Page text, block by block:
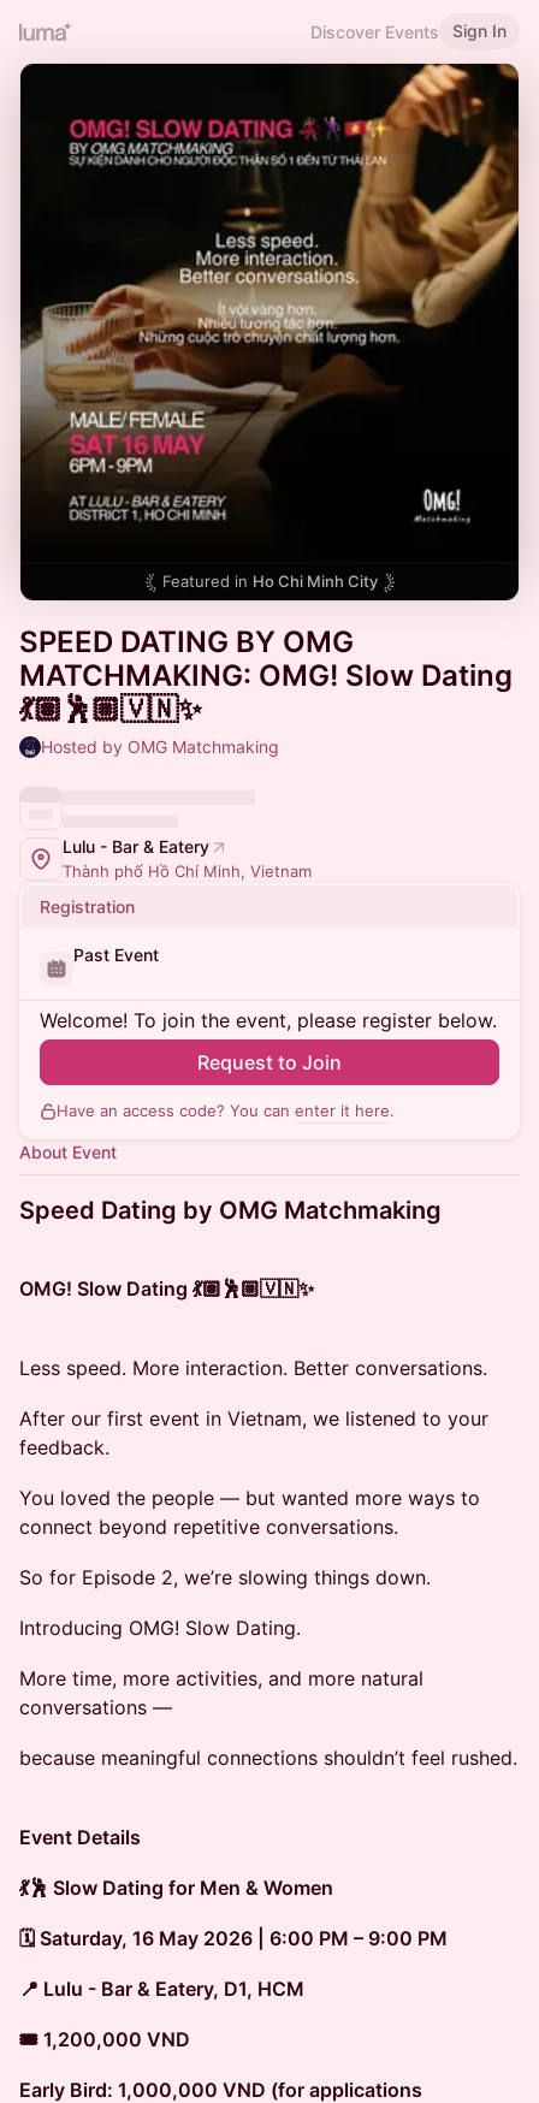
Discover Events Sign In
Featured in Ho Chi Minh City
SPEED DATING BY OMG
MATCHMAKING: OMG! Slow Dating
💃🏽🕺🏼🇻🇳✨
Hosted by OMG Matchmaking
Lulu - Bar & Eatery
Thành phố Hồ Chí Minh, Vietnam
Registration
Past Event
Welcome! To join the event, please register below.
Request to Join
Have an access code? You can enter it here.
About Event
Speed Dating by OMG Matchmaking
OMG! Slow Dating 💃🏽🕺🏼🇻🇳✨
Less speed. More interaction. Better conversations.
After our first event in Vietnam, we listened to your
feedback.
You loved the people — but wanted more ways to
connect beyond repetitive conversations.
So for Episode 2, we’re slowing things down.
Introducing OMG! Slow Dating.
More time, more activities, and more natural
conversations —
because meaningful connections shouldn’t feel rushed.
Event Details
💃🕺 Slow Dating for Men & Women
🗓 Saturday, 16 May 2026 | 6:00 PM – 9:00 PM
📍 Lulu - Bar & Eatery, D1, HCM
🎟 1,200,000 VND
Early Bird: 1,000,000 VND (for applications